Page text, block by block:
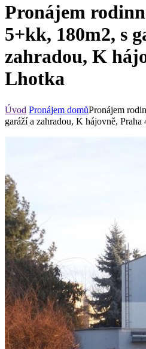
Pronájem
5+kk, 180m2, s
zahradou, K
Lhotka
Úvod Pronájem domůPronájem
garáží a zahradou, K hájovně, Praha